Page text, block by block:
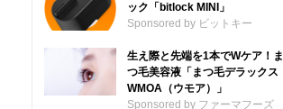
ック「bitlock MINI」
Sponsored by ビットキー
生え際と先端を1本でWケア！ま
つ毛美容液「まつ毛デラックス
WMOA（ウモア）」
Sponsored by ファーマフーズ